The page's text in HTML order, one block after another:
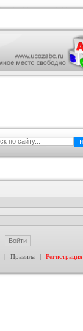
| Правила | Регистрация